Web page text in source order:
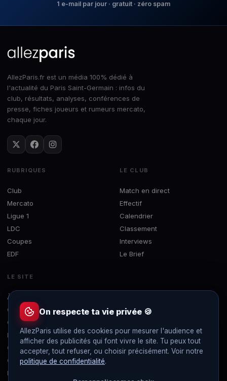
1 e-mail par jour · gratuit · zéro spam
AllezParis.fr est un média 100% dédié à
l'actualité du Paris Saint-Germain : infos du
club, résultats, analyses, conférences de
presse, fiches joueurs et rumeurs mercato,
chaque jour.
RUBRIQUES
Club
Mercato
Ligue 1
LDC
Coupes
EDF
LE CLUB
Match en direct
Effectif
Calendrier
Classement
Interviews
Le Brief
LE SITE
À propos
Concours
Contact
Mentions légales
Confidentialité
Gérer les cookies
Flux RSS
On respecte ta vie privée 🍪
AllezParis utilise des cookies pour mesurer l'audience et
afficher des publicités qui font vivre le site. Tu peux tout
accepter, tout refuser, ou choisir précisément. Voir notre
politique de confidentialité.